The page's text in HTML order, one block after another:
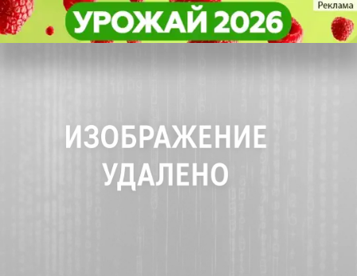
Управляющая организация
заплатит пензячке за утечку воды
Общество Управляющая организация
заплатит пензячке за утечку воды
Общество
Другие новости
Погода и курсы